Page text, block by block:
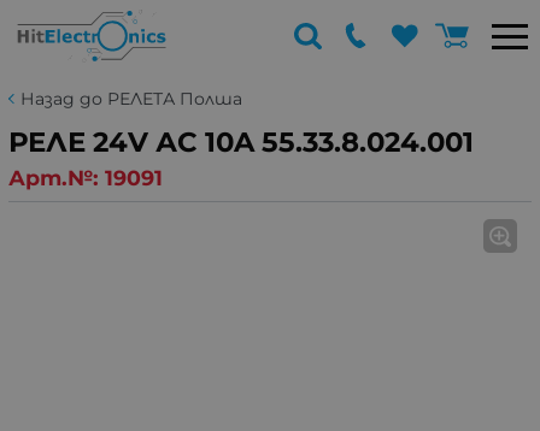
Назад до РЕЛЕТА Полша
РЕЛЕ 24V АC 10A 55.33.8.024.001
Арт.№: 19091